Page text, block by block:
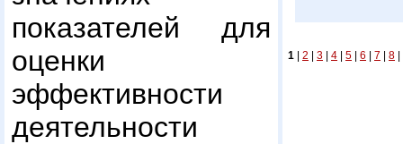
показателей для
оценки
эффективности
деятельности
1 2 3 4 5 6 7 8